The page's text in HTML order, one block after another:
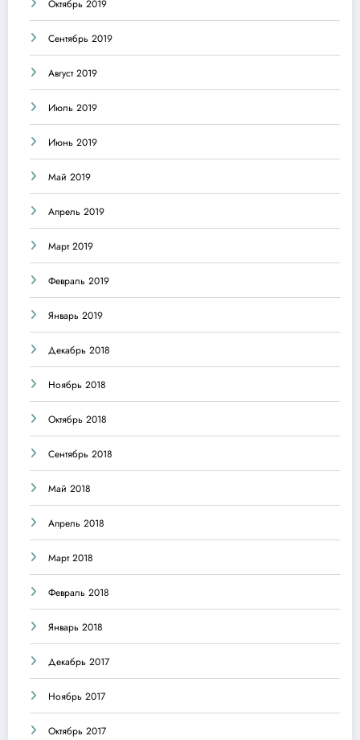
Октябрь 2019
Сентябрь 2019
Август 2019
Июль 2019
Июнь 2019
Май 2019
Апрель 2019
Март 2019
Февраль 2019
Январь 2019
Декабрь 2018
Ноябрь 2018
Октябрь 2018
Сентябрь 2018
Май 2018
Апрель 2018
Март 2018
Февраль 2018
Январь 2018
Декабрь 2017
Ноябрь 2017
Октябрь 2017